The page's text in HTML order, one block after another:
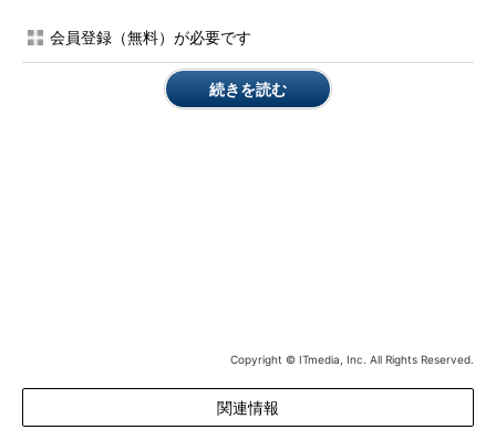
＝57は「SQL Server Management Studioを使っている」ことが
たので、結果としては「再起動までは必要なかった」ことになり
ます。
会員登録（無料）が必要です
続きを読む
Copyright © ITmedia, Inc. All Rights Reserved.
関連情報